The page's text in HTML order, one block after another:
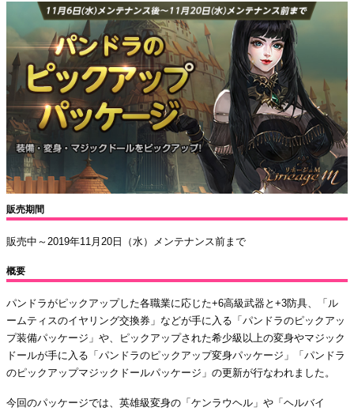
販売期間
販売中～2019年11月20日（水）メンテナンス前まで
概要
パンドラがピックアップした各職業に応じた+6高級武器と+3防具、「ル
ームティスのイヤリング交換券」などが手に入る「パンドラのピックアッ
プ装備パッケージ」や、ピックアップされた希少級以上の変身やマジック
ドールが手に入る「パンドラのピックアップ変身パッケージ」「パンドラ
のピックアップマジックドールパッケージ」の更新が行なわれました。
今回のパッケージでは、英雄級変身の「ケンラウヘル」や「ヘルバイ